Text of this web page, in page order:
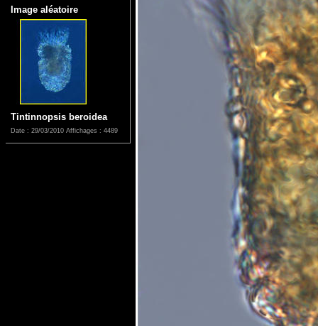
Image aléatoire
Tintinnopsis beroidea
Date : 29/03/2010 Affichages : 4489